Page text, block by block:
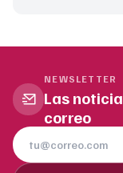
NEWSLETTER
Las
correo